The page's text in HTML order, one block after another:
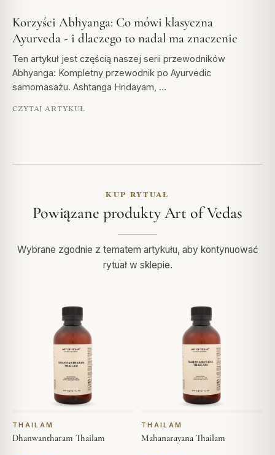
Korzyści Abhyanga: Co mówi klasyczna
Ayurveda - i dlaczego to nadal ma znaczenie
Ten artykuł jest częścią naszej serii przewodników
Abhyanga: Kompletny przewodnik po Ayurvedic
samomasażu. Ashtanga Hridayam, …
CZYTAJ ARTYKUŁ
KUP RYTUAŁ
Powiązane produkty Art of Vedas
Wybrane zgodnie z tematem artykułu, aby kontynuować
rytuał w sklepie.
THAILAM
Dhanwantharam Thailam
THAILAM
Mahanarayana Thailam